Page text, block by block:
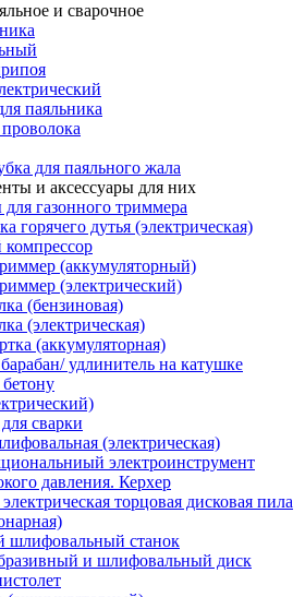
и сварочное
паяльника
для паяльного жала
и аксессуары для них
газонного триммера
горячего дутья (электрическая)
(аккумуляторный)
(электрический)
(бензиновая)
(электрическая)
(аккумуляторная)
удлинитель на катушке
сварки
(электрическая)
электроинструмент
давления. Керхер
торцовая дисковая пила
шлифовальный станок
и шлифовальный диск